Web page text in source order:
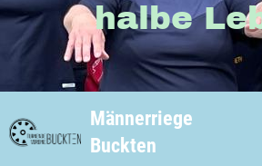
halbe
Männerriege
Buckten